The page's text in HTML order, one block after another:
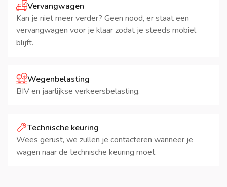
Vervangwagen
Kan je niet meer verder? Geen nood, er staat een
vervangwagen voor je klaar zodat je steeds mobiel
blijft.
Wegenbelasting
BIV en jaarlijkse verkeersbelasting.
Technische keuring
Wees gerust, we zullen je contacteren wanneer je
wagen naar de technische keuring moet.